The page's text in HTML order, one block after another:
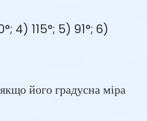
4) 115°; 5) 91°; 6)
його градусна міра